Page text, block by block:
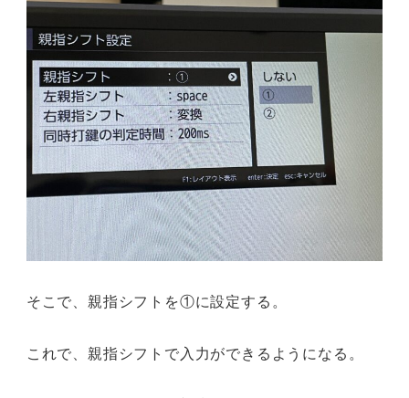
そこで、親指シフトを①に設定する。
これで、親指シフトで入力ができるようになる。